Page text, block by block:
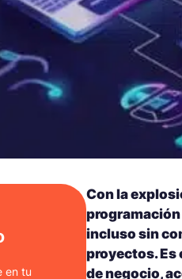
en tu
Con la
incluso sin
proyectos. Es
de negocio,